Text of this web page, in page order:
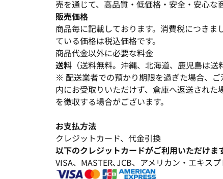
売を通じて、高品質・低価格・安全・安心な
販売価格
商品毎に記載しております。消費税につき
ている価格は税込価格です。
商品代金以外に必要な料金
送料 （送料無料。沖縄、北海道、鹿児島は送
※ 配送業者での預かり期限を過ぎた場合、
内にお受取りいただけず、倉庫へ返送され
を徴収する場合がございます。
お支払方法
クレジットカード、代金引換
以下のクレジットカードがご利用いただけま
VISA、MASTER､JCB、アメリカン・エキス